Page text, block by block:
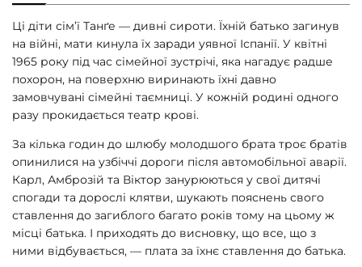
Ці діти сім’ї Танґе — дивні сироти. Їхній батько загинув
на війні, мати кинула їх заради уявної Іспанії. У квітні
1965 року під час сімейної зустрічі, яка нагадує радше
похорон, на поверхню виринають їхні давно
замовчувані сімейні таємниці. У кожній родині одного
разу прокидається театр крові.
За кілька годин до шлюбу молодшого брата троє братів
опинилися на узбіччі дороги після автомобільної аварії.
Карл, Амброзій та Віктор занурюються у свої дитячі
спогади та дорослі клятви, шукають пояснень свого
ставлення до загиблого багато років тому на цьому ж
місці батька. І приходять до висновку, що все, що з
ними відбувається, — плата за їхнє ставлення до батька.